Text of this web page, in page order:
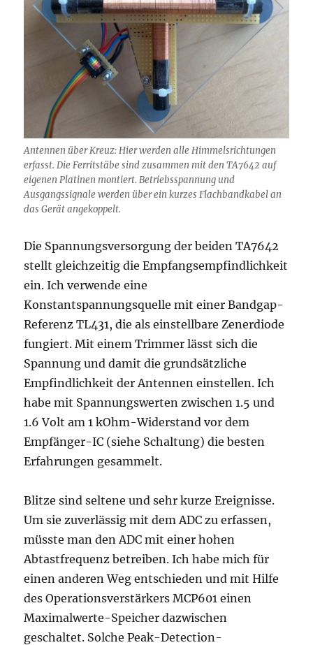
Antennen über Kreuz: Hier werden alle Himmelsrichtungen
erfasst. Die Ferritstäbe sind zusammen mit den TA7642 auf
eigenen Platinen montiert. Betriebsspannung und
Ausgangssignale werden über ein kurzes Flachbandkabel an
das Gerät angekoppelt.
Die Spannungsversorgung der beiden TA7642
stellt gleichzeitig die Empfangsempfindlichkeit
ein. Ich verwende eine
Konstantspannungsquelle mit einer Bandgap-
Referenz TL431, die als einstellbare Zenerdiode
fungiert. Mit einem Trimmer lässt sich die
Spannung und damit die grundsätzliche
Empfindlichkeit der Antennen einstellen. Ich
habe mit Spannungswerten zwischen 1.5 und
1.6 Volt am 1 kOhm-Widerstand vor dem
Empfänger-IC (siehe Schaltung) die besten
Erfahrungen gesammelt.
Blitze sind seltene und sehr kurze Ereignisse.
Um sie zuverlässig mit dem ADC zu erfassen,
müsste man den ADC mit einer hohen
Abtastfrequenz betreiben. Ich habe mich für
einen anderen Weg entschieden und mit Hilfe
des Operationsverstärkers MCP601 einen
Maximalwerte-Speicher dazwischen
geschaltet. Solche Peak-Detection-